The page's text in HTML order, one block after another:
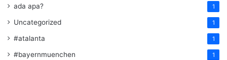
ada apa? 1
Uncategorized 1
#atalanta 1
#bayernmuenchen 1